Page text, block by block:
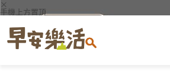
×
手機上方置頂